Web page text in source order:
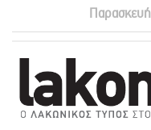
Παρασκευή